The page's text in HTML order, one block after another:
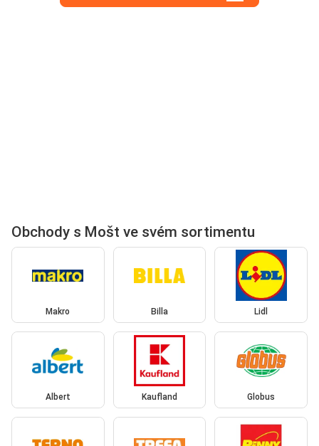
Obchody s Mošt ve svém sortimentu
Makro Billa Lidl
Albert Kaufland Globus